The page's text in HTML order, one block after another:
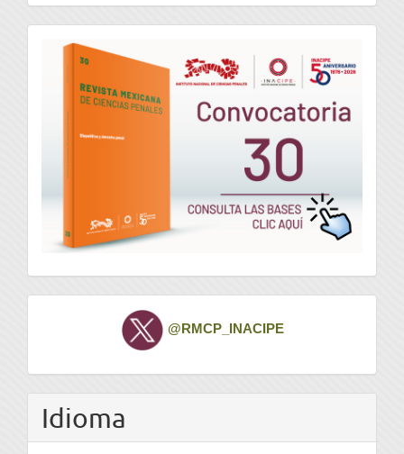
convocatoria
Twitter @RMCP_INACIPE
Idioma